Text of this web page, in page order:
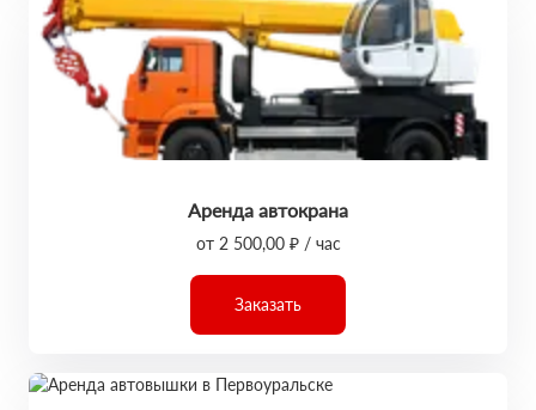
Аренда автокрана
от 2 500,00 ₽ / час
Заказать